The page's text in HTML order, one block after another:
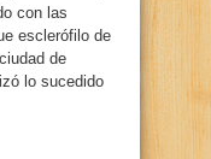
con las
esclerófilo de
de
lo sucedido